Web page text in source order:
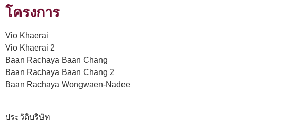
โครงการ
Vio Khaerai
Vio Khaerai 2
Baan Rachaya Baan Chang
Baan Rachaya Baan Chang 2
Baan Rachaya Wongwaen-Nadee
ประวัติบริษัท